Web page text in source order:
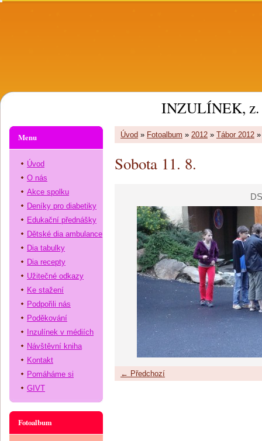
INZULÍNEK, z.
Úvod » Fotoalbum » 2012 » Tábor 2012
Sobota 11. 8.
← Předchozí
Menu
Úvod
O nás
Akce spolku
Deníky pro diabetiky
Edukační přednášky
Dětské dia ambulance
Dia tabulky
Dia recepty
Užitečné odkazy
Ke stažení
Podpořili nás
Poděkování
Inzulínek v médiích
Návštěvní kniha
Kontakt
Pomáháme si
GIVT
Fotoalbum